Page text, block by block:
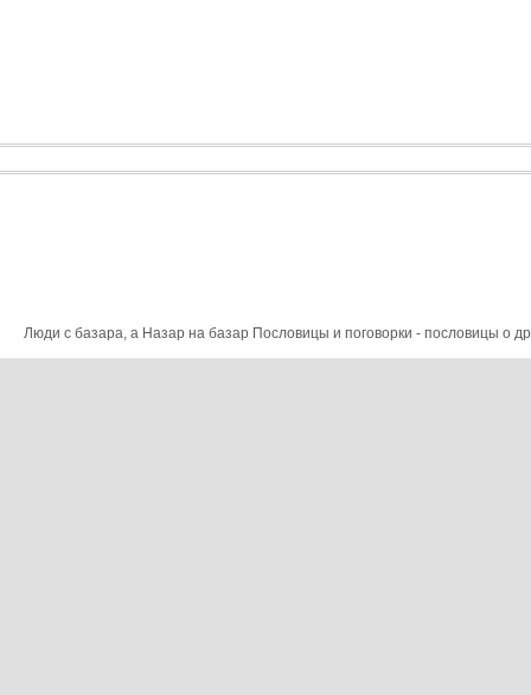
Люди с базара, а Назар на базар Пословицы и поговорки - пословицы о